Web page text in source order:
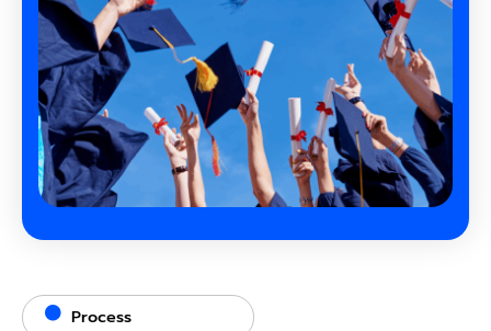
Process